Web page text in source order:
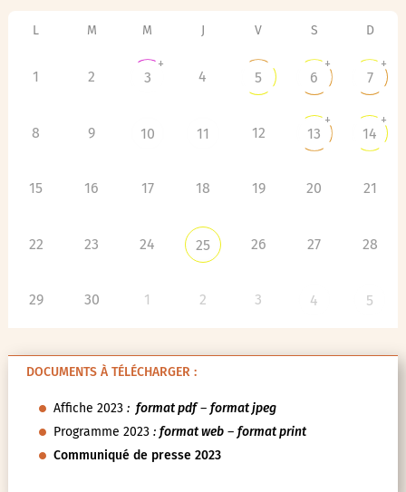
L M M J V S D
1 2 3
+
4 5 6
+
7
+
8 9 10 11 12 13
+
14
+
15 16 17 18 19 20 21
22 23 24 25 26 27 28
29 30 1 2 3 4 5
DOCUMENTS À TÉLÉCHARGER :
Affiche 2023: format pdf– format jpeg
Programme 2023 : format web– format print
Communiqué de presse 2023